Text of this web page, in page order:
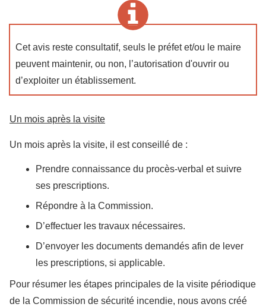
Cet avis reste consultatif, seuls le préfet et/ou le maire
peuvent maintenir, ou non, l’autorisation d'ouvrir ou
d’exploiter un établissement.
Un mois après la visite
Un mois après la visite, il est conseillé de :
Prendre connaissance du procès-verbal et suivre
ses prescriptions.
Répondre à la Commission.
D’effectuer les travaux nécessaires.
D’envoyer les documents demandés afin de lever
les prescriptions, si applicable.
Pour résumer les étapes principales de la visite périodique
de la Commission de sécurité incendie, nous avons créé